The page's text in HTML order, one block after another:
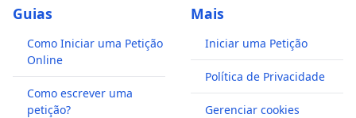
Guias
Como Iniciar uma Petição
Online
Como escrever uma
petição?
Mais
Iniciar uma Petição
Política de Privacidade
Gerenciar cookies